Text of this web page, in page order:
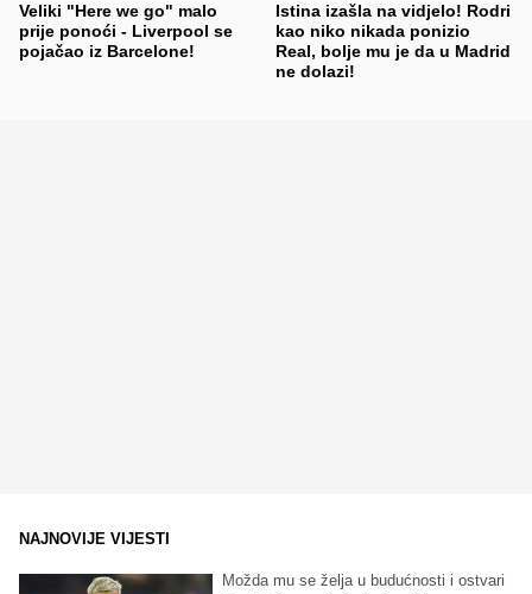
Veliki "Here we go" malo
prije ponoći - Liverpool se
pojačao iz Barcelone!
Istina izašla na vidjelo! Rodri
kao niko nikada ponizio
Real, bolje mu je da u Madrid
ne dolazi!
NAJNOVIJE VIJESTI
Možda mu se želja u budućnosti i ostvari